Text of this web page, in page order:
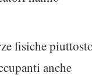
fisiche
anche